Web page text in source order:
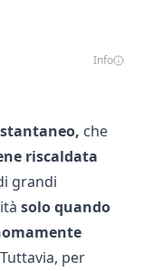
Info
che
riscaldata
grandi
solo quando
per